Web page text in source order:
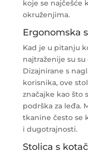
koje se najčešće
okruženjima.
Ergonomska
Kad je u pitanju
najtraženije su
Dizajnirane s
korisnika, ove
značajke kao što
podrška za leđa.
tkanine često se
i dugotrajnosti.
Stolica s